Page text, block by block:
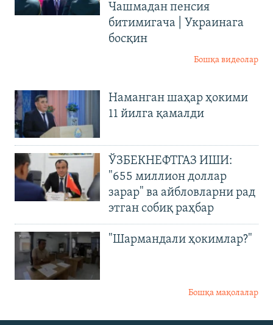
Чашмадан пенсия
битимигача | Украинага
босқин
Бошқа видеолар
Наманган шаҳар ҳокими
11 йилга қамалди
ЎЗБЕКНЕФТГАЗ ИШИ:
"655 миллион доллар
зарар" ва айбловларни рад
этган собиқ раҳбар
"Шармандали ҳокимлар?"
Бошқа мақолалар